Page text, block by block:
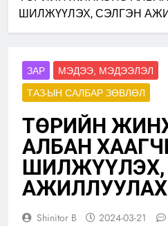
ШИЛЖҮҮЛЭХ, СЭЛГЭН
ЗАР
МЭДЭЭ, МЭДЭЭЛЭЛ
ТАЗ-ЫН САЛБАР ЗӨВЛӨЛ
ТӨРИЙН
АЛБАН
ШИЛЖҮҮЛЭХ,
Shinitor B 2024-03-21